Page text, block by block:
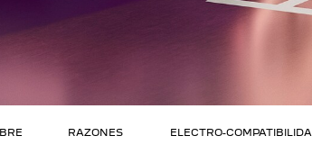
RAZONES ELECTRO-